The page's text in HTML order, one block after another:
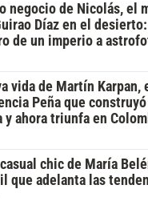
negocio de Nicolás, el
Díaz en el
de un imperio a
vida de Martín Karpan,
Peña que
y ahora triunfa en
chic de María
que adelanta las